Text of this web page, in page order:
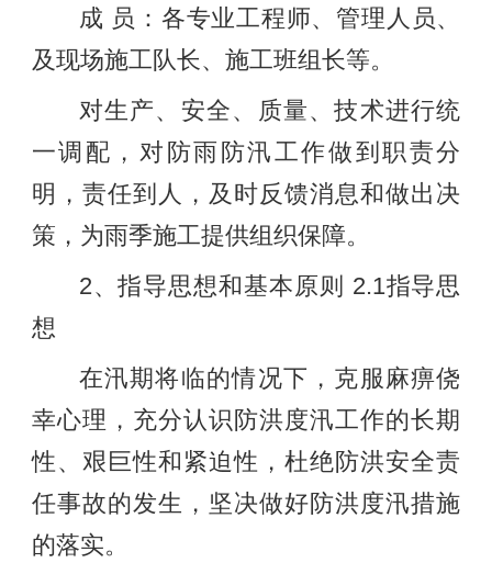
成 员：各专业工程师、管理人员、
及现场施工队长、施工班组长等。
对生产、安全、质量、技术进行统
一调配，对防雨防汛工作做到职责分
明，责任到人，及时反馈消息和做出决
策，为雨季施工提供组织保障。
2、指导思想和基本原则 2.1指导思
想
在汛期将临的情况下，克服麻痹侥
幸心理，充分认识防洪度汛工作的长期
性、艰巨性和紧迫性，杜绝防洪安全责
任事故的发生，坚决做好防洪度汛措施
的落实。